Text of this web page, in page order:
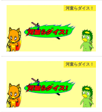
河童らダイス！
河童らダイス！